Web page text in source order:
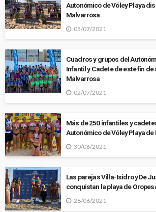
Autonómico de Vóley Playa
Malvarrosa
05/07/2021
Cuadros y grupos del
Infantil y Cadete de este fin de
Malvarrosa
02/07/2021
Más de 250 infantiles y
Autonómico de Vóley Playa
30/06/2021
Las parejas Villa-Isidro y De
conquistan la playa de
28/06/2021